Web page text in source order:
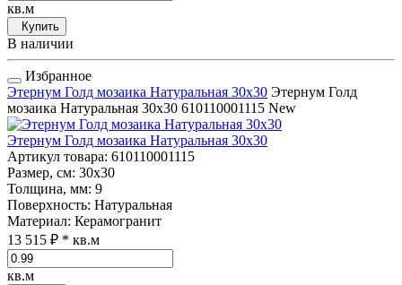
кв.м
Купить
В наличии
Избранное
Этернум Голд мозаика Натуральная 30x30 Этернум Голд
мозаика Натуральная 30x30 610110001115 New
Этернум Голд мозаика Натуральная 30x30
Артикул товара: 610110001115
Размер, см: 30x30
Толщина, мм: 9
Поверхность: Натуральная
Материал: Керамогранит
13 515 ₽ * кв.м
кв.м